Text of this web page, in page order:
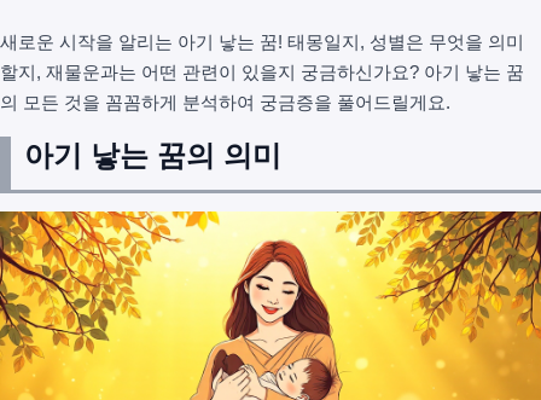
새로운 시작을 알리는 아기 낳는 꿈! 태몽일지, 성별은 무엇을 의미
할지, 재물운과는 어떤 관련이 있을지 궁금하신가요? 아기 낳는 꿈
의 모든 것을 꼼꼼하게 분석하여 궁금증을 풀어드릴게요.
아기 낳는 꿈의 의미